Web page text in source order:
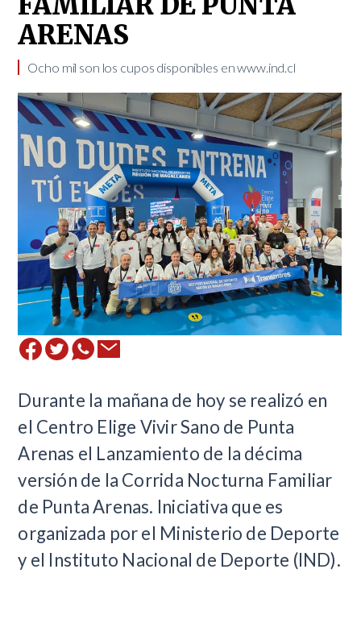
ARENAS
Ocho mil son los cupos disponibles en www.ind.cl
​Durante la mañana de hoy se realizó en
el Centro Elige Vivir Sano de Punta
Arenas el Lanzamiento de la décima
versión de la Corrida Nocturna Familiar
de Punta Arenas. Iniciativa que es
organizada por el Ministerio de Deporte
y el Instituto Nacional de Deporte (IND).